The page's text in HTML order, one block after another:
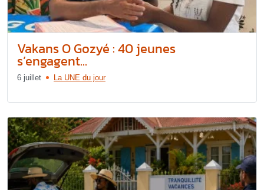
Vakans O Gozyé : 40 jeunes
s’engagent...
6 juillet La UNE du jour